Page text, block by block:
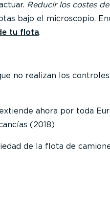
Reducir los costes
bajo el microscopio.
tu flota.
no realizan los
ahora por toda
(2018)
de la flota de